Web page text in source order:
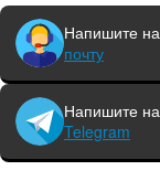
Напишите
почту
Напишите
Telegram